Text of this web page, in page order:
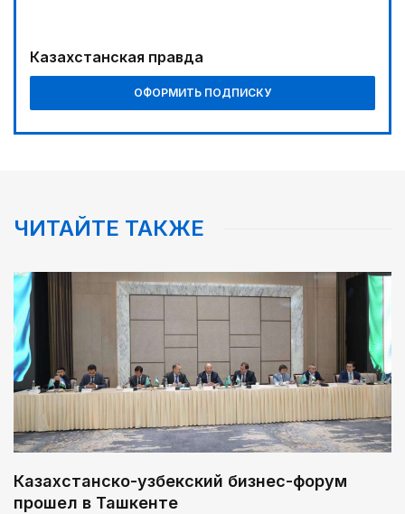
Казахстанская правда
ОФОРМИТЬ ПОДПИСКУ
ЧИТАЙТЕ ТАКЖЕ
Казахстанско-узбекский бизнес-форум
прошел в Ташкенте